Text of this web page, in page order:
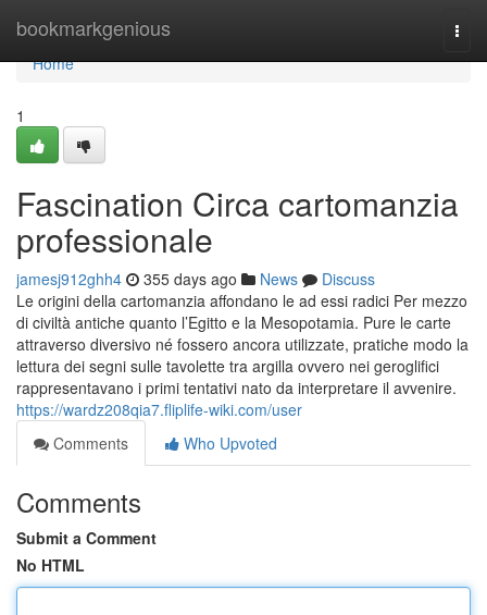
bookmarkgenious
Home
Home
1
Fascination Circa cartomanzia
professionale
jamesj912ghh4 355 days ago News
Discuss
Le origini della cartomanzia affondano le ad essi radici Per mezzo
di civiltà antiche quanto l’Egitto e la Mesopotamia. Pure le carte
attraverso diversivo né fossero ancora utilizzate, pratiche modo la
lettura dei segni sulle tavolette tra argilla ovvero nei geroglifici
rappresentavano i primi tentativi nato da interpretare il avvenire.
https://wardz208qia7.fliplife-wiki.com/user
Comments
Who Upvoted
Comments
Submit a Comment
No HTML